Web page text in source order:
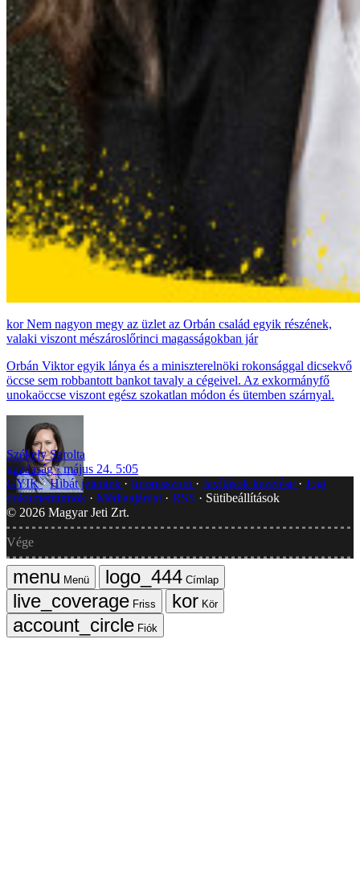
Nem nagyon megy az üzlet az Orbán család egyik részének,
valaki viszont mészároslőrinci magasságokban jár
Orbán Viktor egyik lánya és a miniszterelnöki rokonsággal dicsekvő
öccse sem robbantott bankot tavaly a cégeivel. Az exkormányfő
unokaöccse viszont egész szokatlan módon és ütemben szárnyal.
Székely Sarolta
gazdaság
május 24. 5:05
GYIK Hibát jelentek Impresszum Javítások kezelése
Jogi
dokumentumok
Médiaajánlat RSS
Sütibeállítások
© 2026 Magyar Jeti Zrt.
Vége
Menü
Címlap
Friss
Kör
Fiók